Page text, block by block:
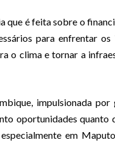
que é feita sobre o
para enfrentar
o clima e tornar a
impulsionada por
oportunidades quanto
em